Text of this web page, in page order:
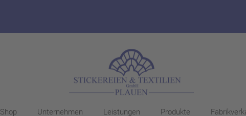
Shop Unternehmen Leistungen Produkte